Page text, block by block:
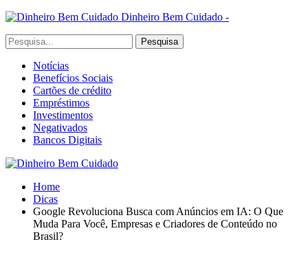
Dinheiro Bem Cuidado -
Notícias
Benefícios Sociais
Cartões de crédito
Empréstimos
Investimentos
Negativados
Bancos Digitais
Home
Dicas
Google Revoluciona Busca com Anúncios em IA: O Que
Muda Para Você, Empresas e Criadores de Conteúdo no
Brasil?